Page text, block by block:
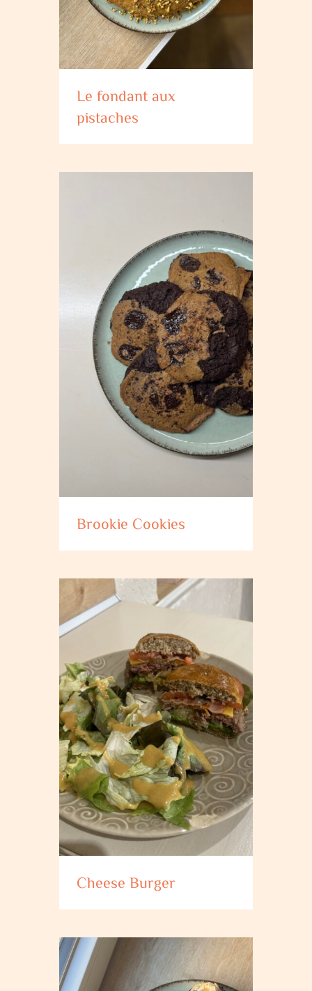
Le fondant aux
pistaches
Brookie Cookies
Cheese Burger